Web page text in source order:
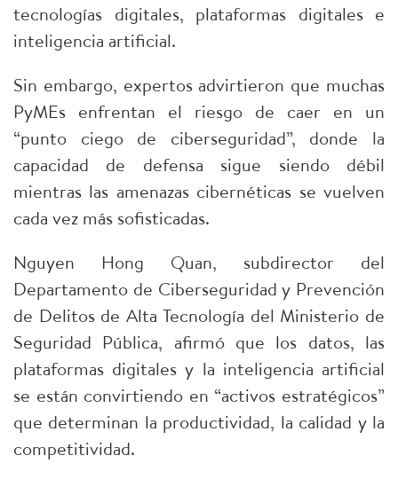
tecnologías digitales, plataformas digitales e
inteligencia artificial.​
Sin embargo, expertos advirtieron que muchas
PyMEs enfrentan el riesgo de caer en un
“punto ciego de ciberseguridad”, donde la
capacidad de defensa sigue siendo débil
mientras las amenazas cibernéticas se vuelven
cada vez más sofisticadas.​
Nguyen Hong Quan, subdirector del
Departamento de Ciberseguridad y Prevención
de Delitos de Alta Tecnología del Ministerio de
Seguridad Pública, afirmó que los datos, las
plataformas digitales y la inteligencia artificial
se están convirtiendo en “activos estratégicos”
que determinan la productividad, la calidad y la
competitividad.​